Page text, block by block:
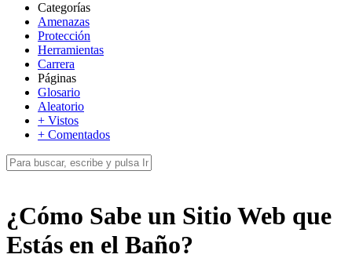
Categorías
Amenazas
Protección
Herramientas
Carrera
Páginas
Glosario
Aleatorio
+ Vistos
+ Comentados
¿Cómo Sabe un Sitio Web que
Estás en el Baño?